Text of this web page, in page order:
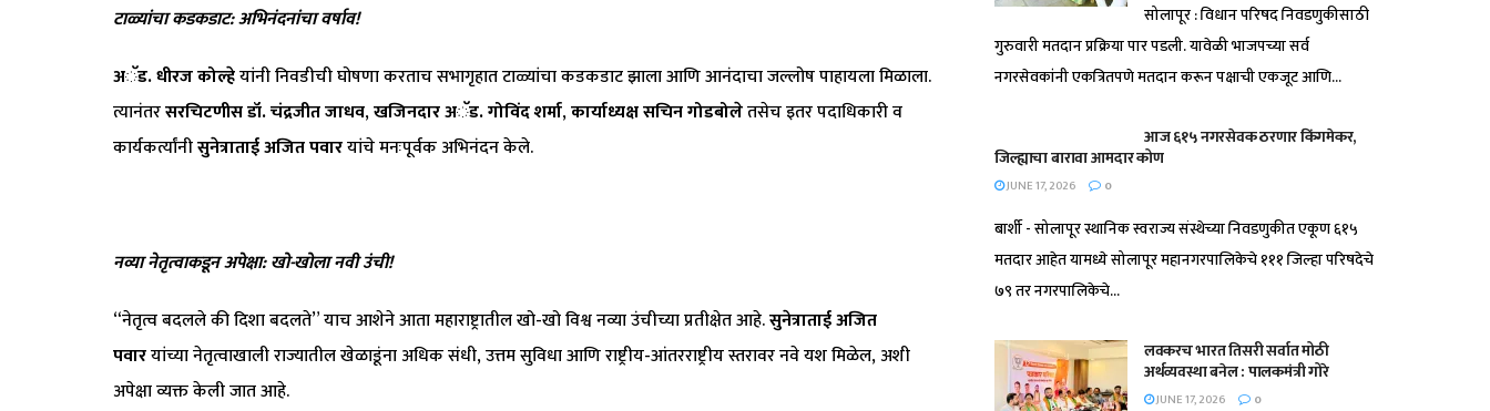
टाळ्यांचा कडकडाट: अभिनंदनांचा वर्षाव!
अॅड. धीरज कोल्हेयांनी निवडीची घोषणा करताच सभागृहात टाळ्यांचा कडकडाट झाला आणि आनंदाचा जल्लोष पाहायला मिळाला.
त्यानंतरसरचिटणीस डॉ. चंद्रजीत जाधव,खजिनदार अॅड. गोविंद शर्मा,कार्याध्यक्ष सचिन गोडबोलेतसेच इतर पदाधिकारी व
कार्यकर्त्यांनीसुनेत्राताई अजित पवारयांचे मनःपूर्वक अभिनंदन केले.
नव्या नेतृत्वाकडून अपेक्षा: खो-खोला नवी उंची!
“नेतृत्व बदलले की दिशा बदलते” याच आशेने आता महाराष्ट्रातील खो-खो विश्व नव्या उंचीच्या प्रतीक्षेत आहे.सुनेत्राताई अजित
पवारयांच्या नेतृत्वाखाली राज्यातील खेळाडूंना अधिक संधी, उत्तम सुविधा आणि राष्ट्रीय-आंतरराष्ट्रीय स्तरावर नवे यश मिळेल, अशी
अपेक्षा व्यक्त केली जात आहे.
सोलापूर : विधान परिषद निवडणुकीसाठी
गुरुवारी मतदान प्रक्रिया पार पडली. यावेळी भाजपच्या सर्व
नगरसेवकांनी एकत्रितपणे मतदान करून पक्षाची एकजूट आणि...
आज ६१५ नगरसेवक ठरणार किंगमेकर,
जिल्ह्याचा बारावा आमदार कोण
JUNE 17, 2026 0
बार्शी - सोलापूर स्थानिक स्वराज्य संस्थेच्या निवडणुकीत एकूण ६१५
मतदार आहेत यामध्ये सोलापूर महानगरपालिकेचे १११ जिल्हा परिषदेचे
७९ तर नगरपालिकेचे...
लवकरच भारत तिसरी सर्वात मोठी
अर्थव्यवस्था बनेल : पालकमंत्री गोरे
JUNE 17, 2026 0